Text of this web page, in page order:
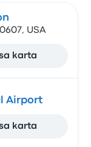
USA
karta
Airport
karta